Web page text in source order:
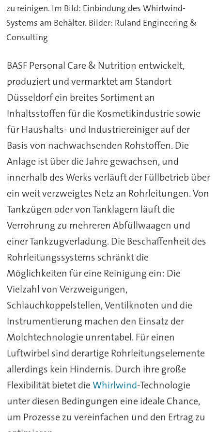
zu reinigen. Im Bild: Einbindung des Whirlwind-
Systems am Behälter. Bilder: Ruland Engineering &
Consulting
BASF Personal Care & Nutrition entwickelt,
produziert und vermarktet am Standort
Düsseldorf ein breites Sortiment an
Inhaltsstoffen für die Kosmetikindustrie sowie
für Haushalts- und Industriereiniger auf der
Basis von nachwachsenden Rohstoffen. Die
Anlage ist über die Jahre gewachsen, und
innerhalb des Werks verläuft der Füllbetrieb über
ein weit verzweigtes Netz an Rohrleitungen. Von
Tankzügen oder von Tanklagern läuft die
Verrohrung zu mehreren Abfüllwaagen und
einer Tankzugverladung. Die Beschaffenheit des
Rohrleitungssystems schränkt die
Möglichkeiten für eine Reinigung ein: Die
Vielzahl von Verzweigungen,
Schlauchkoppelstellen, Ventilknoten und die
Instrumentierung machen den Einsatz der
Molchtechnologie unrentabel. Für einen
Luftwirbel sind derartige Rohrleitungselemente
allerdings kein Hindernis. Durch ihre große
Flexibilität bietet dieWhirlwind-Technologie
unter diesen Bedingungen eine ideale Chance,
um Prozesse zu vereinfachen und den Ertrag zu